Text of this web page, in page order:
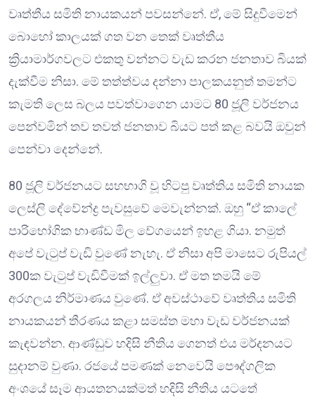
වෘත්තීය සමිති නායකයන් පවසන්නේ. ඒ, මේ සිදුවීමෙන්
බොහෝ කාලයක් ගත වන තෙක් වෘත්තීය
ක්‍රියාමාර්ගවලට එකතු වන්නට වැඩ කරන ජනතාව බියක්
දැක්වීම නිසා. මේ තත්ත්වය දන්නා පාලකයනුත් තමන්ට
කැමති ලෙස බලය පවත්වාගෙන යාමට 80 ජූලි වර්ජනය
පෙන්වමින් තව තවත් ජනතාව බියට පත් කළ බවයි ඔවුන්
පෙන්වා දෙන්නේ.
80 ජූලි වර්ජනයට සහභාගි වූ හිටපු වෘත්තිය සමිති නායක
ලෙස්ලි දේවේන්ද්‍ර පැවසුවේ මෙවැන්නක්. ඔහු “ඒ කාලේ
පාරිභෝගික භාණ්ඩ මිල වේගයෙන් ඉහළ ගියා. නමුත්
අපේ වැටුප් වැඩි වුණේ නැහැ. ඒ නිසා අපි මාසෙට රුපියල්
300ක වැටුප් වැඩිවීමක් ඉල්ලුවා. ඒ මත තමයි මේ
අරගලය නිර්මාණය වුණේ. ඒ අවස්ථාවේ වෘත්තිය සමිති
නායකයන් තීරණය කළා සමස්ත මහා වැඩ වර්ජනයක්
කැඳවන්න. ආණ්ඩුව හදිසි නීතිය ගෙනත් එය මර්දනයට
සුදානම් වුණා. රජයේ පමණක් නෙවෙයි පෞද්ගලික
අංශයේ සෑම ආයතනයක්මත් හදිසි නීතිය යටතේ